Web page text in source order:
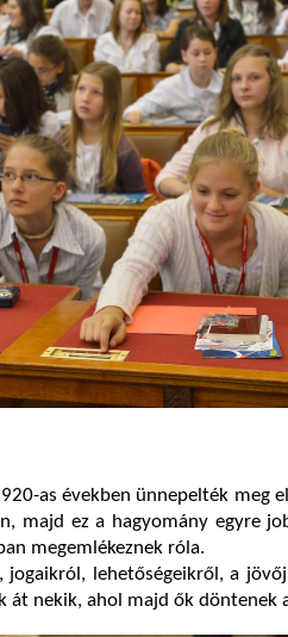
as években ünnepelték meg
majd ez a hagyomány egyre
megemlékeznek róla.
jogaikról, lehetőségeikről, a
át nekik, ahol majd ők döntenek